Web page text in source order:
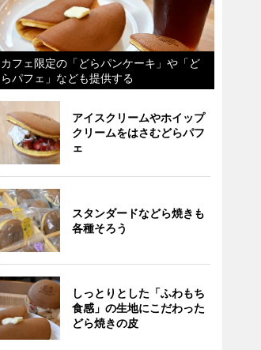
カフェ限定の「どらパンケーキ」や「ど
らパフェ」なども提供する
アイスクリームやホイップ
クリームをはさむどらパフ
ェ
スタンダードなどら焼きも
各種そろう
しっとりとした「ふわもち
食感」の生地にこだわった
どら焼きの皮